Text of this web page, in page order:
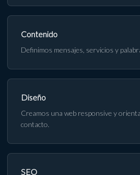
Contenido
Definimos mensajes, servicios y
Diseño
Creamos una web responsive y
contacto.
SEO